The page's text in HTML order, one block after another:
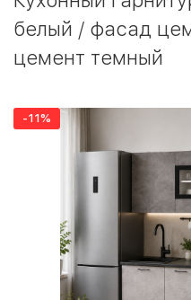
белый / фасад
цемент темный
-11%